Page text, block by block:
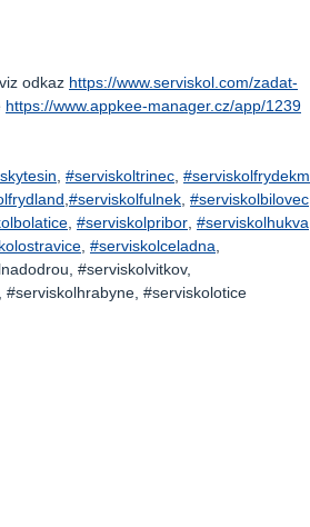
odkaz https://www.serviskol.com/zadat-
https://www.appkee-manager.cz/app/1239
, #serviskoltrinec, #serviskolfrydekm
,#serviskolfulnek, #serviskolbilovec
, #serviskolpribor, #serviskolhukva
, #serviskolceladna,
#serviskolvitkov,
#serviskolotice